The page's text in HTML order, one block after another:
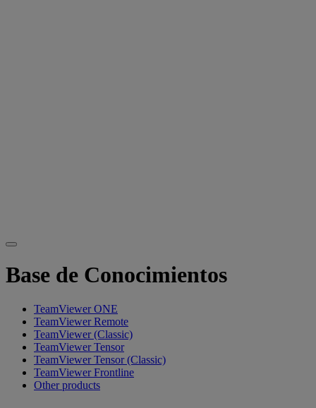
Base de Conocimientos
TeamViewer ONE
TeamViewer Remote
TeamViewer (Classic)
TeamViewer Tensor
TeamViewer Tensor (Classic)
TeamViewer Frontline
Other products